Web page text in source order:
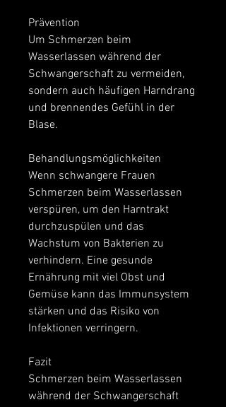
Prävention
Um Schmerzen beim
Wasserlassen während der
Schwangerschaft zu vermeiden,
sondern auch häufigen Harndrang
und brennendes Gefühl in der
Blase.
Behandlungsmöglichkeiten
Wenn schwangere Frauen
Schmerzen beim Wasserlassen
verspüren, um den Harntrakt
durchzuspülen und das
Wachstum von Bakterien zu
verhindern. Eine gesunde
Ernährung mit viel Obst und
Gemüse kann das Immunsystem
stärken und das Risiko von
Infektionen verringern.
Fazit
Schmerzen beim Wasserlassen
während der Schwangerschaft